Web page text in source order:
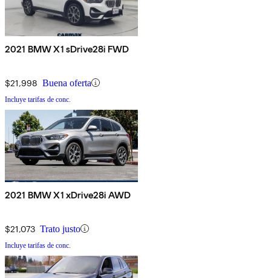
2021 BMW X1 sDrive28i FWD
$21,998 Buena oferta
Incluye tarifas de conc.
2021 BMW X1 xDrive28i AWD
$21,073 Trato justo
Incluye tarifas de conc.